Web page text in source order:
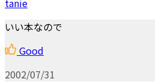
いい本なので
Good
2002/07/31